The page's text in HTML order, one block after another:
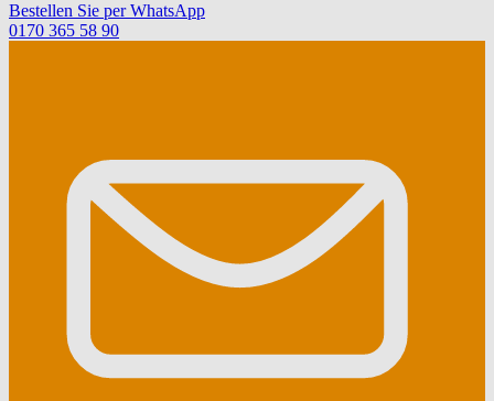
Bestellen Sie per WhatsApp
0170 365 58 90